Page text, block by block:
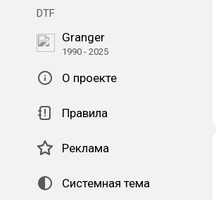
DTF
Granger
1990 - 2025
О проекте
Правила
Реклама
Системная тема